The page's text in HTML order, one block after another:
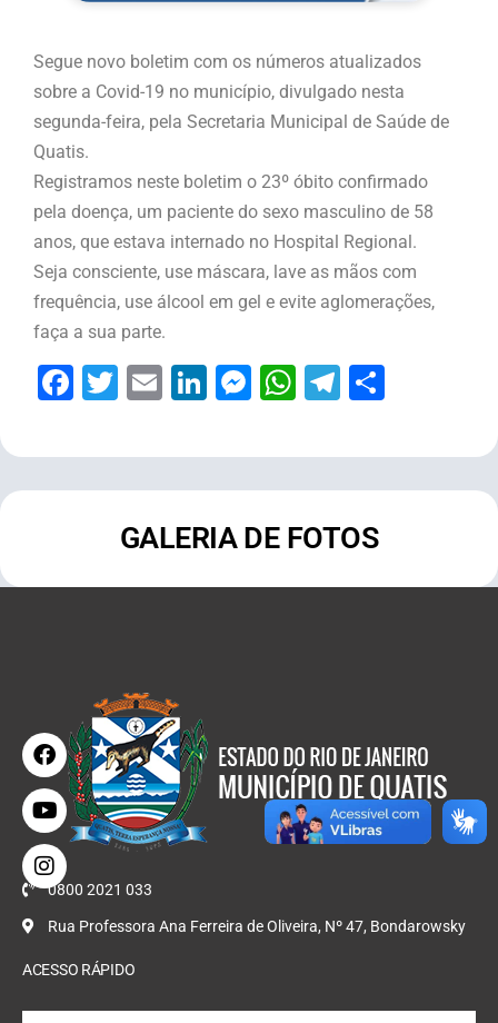
Segue novo boletim com os números atualizados
sobre a Covid-19 no município, divulgado nesta
segunda-feira, pela Secretaria Municipal de Saúde de
Quatis.
Registramos neste boletim o 23º óbito confirmado
pela doença, um paciente do sexo masculino de 58
anos, que estava internado no Hospital Regional.
Seja consciente, use máscara, lave as mãos com
frequência, use álcool em gel e evite aglomerações,
faça a sua parte.
Facebook
Twitter
EmailLinkedIn
Messenger
WhatsApp
Telegram
GALERIA DE FOTOS
0800 2021 033
Rua Professora Ana Ferreira de Oliveira, Nº 47, Bondarowsky
ACESSO RÁPIDO